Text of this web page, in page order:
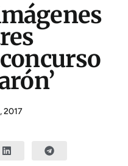
2017